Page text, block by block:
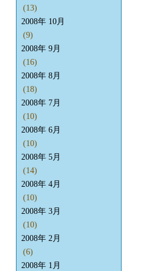
(13)
2008年 10月
(9)
2008年 9月
(16)
2008年 8月
(18)
2008年 7月
(10)
2008年 6月
(10)
2008年 5月
(14)
2008年 4月
(10)
2008年 3月
(10)
2008年 2月
(6)
2008年 1月